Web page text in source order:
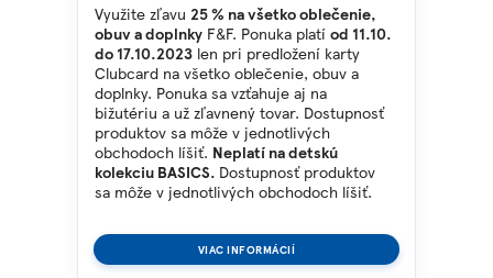
Využite zľavu 25 % na všetko oblečenie,
obuv a doplnky F&F. Ponuka platí od 11.10.
do 17.10.2023 len pri predložení karty
Clubcard na všetko oblečenie, obuv a
doplnky. Ponuka sa vzťahuje aj na
bižutériu a už zľavnený tovar. Dostupnosť
produktov sa môže v jednotlivých
obchodoch líšiť. Neplatí na detskú
kolekciu BASICS. Dostupnosť produktov
sa môže v jednotlivých obchodoch líšiť.
VIAC INFORMÁCIÍ